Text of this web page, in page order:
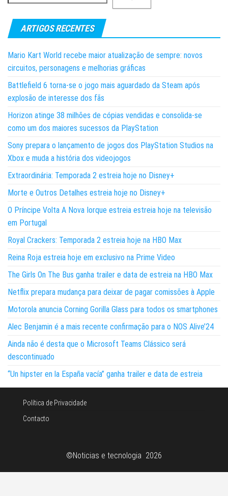
ARTIGOS RECENTES
Mario Kart World recebe maior atualização de sempre: novos
circuitos, personagens e melhorias gráficas
Battlefield 6 torna-se o jogo mais aguardado da Steam após
explosão de interesse dos fãs
Horizon atinge 38 milhões de cópias vendidas e consolida-se
como um dos maiores sucessos da PlayStation
Sony prepara o lançamento de jogos dos PlayStation Studios na
Xbox e muda a história dos videojogos
Extraordinária: Temporada 2 estreia hoje no Disney+
Morte e Outros Detalhes estreia hoje no Disney+
O Príncipe Volta A Nova Iorque estreia estreia hoje na televisão
em Portugal
Royal Crackers: Temporada 2 estreia hoje na HBO Max
Reina Roja estreia hoje em exclusivo na Prime Video
The Girls On The Bus ganha trailer e data de estreia na HBO Max
Netflix prepara mudança para deixar de pagar comissões à Apple
Motorola anuncia Corning Gorilla Glass para todos os smartphones
Alec Benjamin é a mais recente confirmação para o NOS Alive’24
Ainda não é desta que o Microsoft Teams Clássico será
descontinuado
“Un hipster en la España vacía” ganha trailer e data de estreia
Política de Privacidade
Contacto
©Noticias e tecnologia 2026